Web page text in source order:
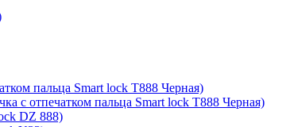
пальца Smart lock T888 Черная)
с отпечатком пальца Smart lock T888 Черная)
DZ 888)